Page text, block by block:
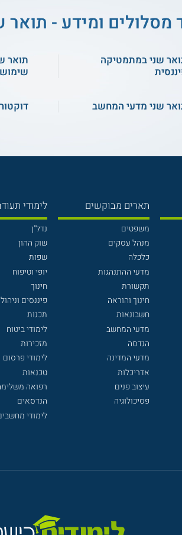
מסלולים ומידע -
שני במתמטיקה
תואר
שני מדעי המחשב
תארים מבוקשים
משפטים
מנהל עסקים
כלכלה
מדעי ההתנהגות
תקשורת
חינוך והוראה
חשבונאות
מדעי המחשב
הנדסה
מדעי המדינה
אדריכלות
עיצוב פנים
פסיכולוגיה
לימודי
נדל"ן
שוק ההון
שפות
יופי וטיפוח
חינוך
פיננסים וניהול
תכנות
לימודי ביטוח
מזכירות
לימודי פרסום
טכנאות
רפואה
הנדסאים
לימודי